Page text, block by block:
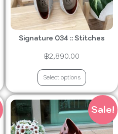
Signature 034 :: Stitches
฿2,890.00
Select options
Sale!